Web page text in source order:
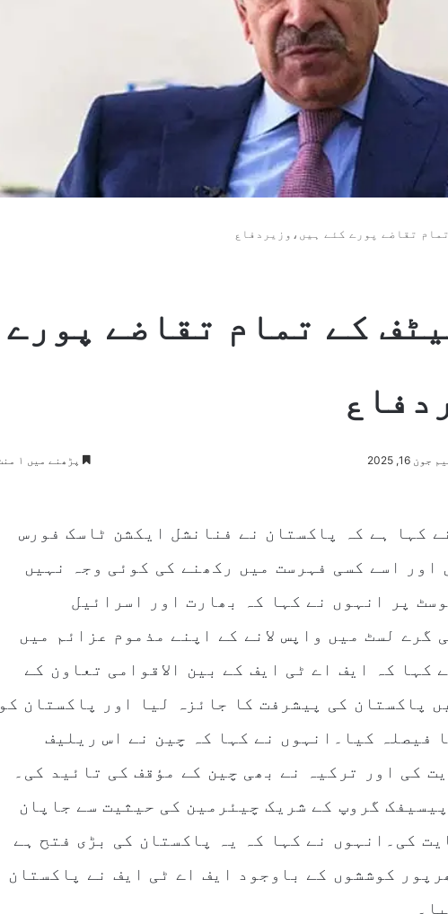
تقاضے پورے کئے ہیں،وزیردفاع
کے تمام تقاضے پورے
16, 2025 پڑھنے میں ۱ منٹ
کہا ہے کہ پاکستان نے فنانشل ایکشن ٹاسک فورس
اور اسے کسی فہرست میں رکھنے کی کوئی وجہ نہیں
پر انہوں نے کہا کہ بھارت اور اسرائیل
گرے لسٹ میں واپس لانے کے اپنے مذموم عزائم میں
کہا کہ ایف اے ٹی ایف کے بین الاقوامی تعاون کے
پاکستان کی پیشرفت کا جائزہ لیا اور پاکستان کو
فیصلہ کیا۔انہوں نے کہا کہ چین نے اس ریلیف
کی اور ترکیہ نے بھی چین کے مؤقف کی تائید کی۔
گروپ کے شریک چیئرمین کی حیثیت سے جاپان
کی۔انہوں نے کہا کہ یہ پاکستان کی بڑی فتح ہے
کوششوں کے باوجود ایف اے ٹی ایف نے پاکستان